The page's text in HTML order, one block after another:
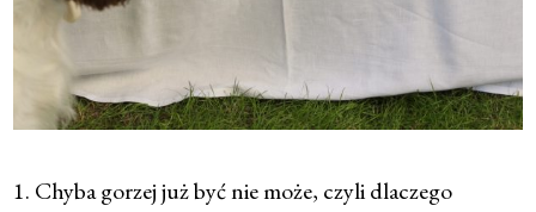
1. Chyba gorzej już być nie może, czyli dlaczego